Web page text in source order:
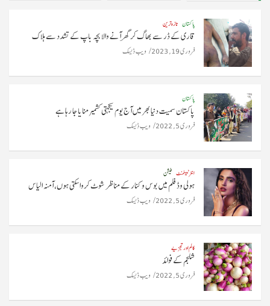
پاکستان تازہ ترین
قاری کے ڈر سے بھاگ کر گھر آنے والا بچہ باپ کے تشدد سے ہلاک
فروری 19, 2023 ویب ڈیسک
پاکستان
پاکستان سمیت دنیا بھر میں آج یوم یکجہتی کشمیر منایا جا رہا ہے
فروری 5, 2022 ویب ڈیسک
انٹرٹینمنٹ فیشن
ہولی وڈ فلم میں بوس و کنار کے مناظر شوٹ کروا سکتی ہوں، آمنہ الیاس
فروری 5, 2022 ویب ڈیسک
کالم اور تجزیے
شلجم کے فوائد
فروری 5, 2022 ویب ڈیسک